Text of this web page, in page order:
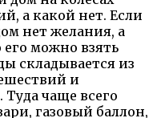
а какой нет. Если
нет желания, а
его можно взять
складывается из
и
чаще всего
газовый баллон,